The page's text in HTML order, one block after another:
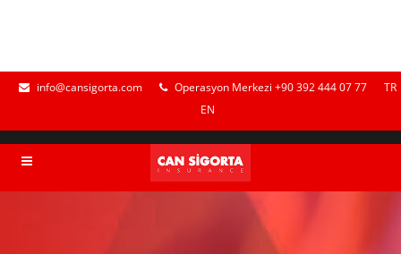
info@cansigorta.com Operasyon Merkezi +90 392 444 07 77
TR
EN